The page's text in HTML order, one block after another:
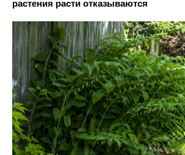
растения расти отказываются